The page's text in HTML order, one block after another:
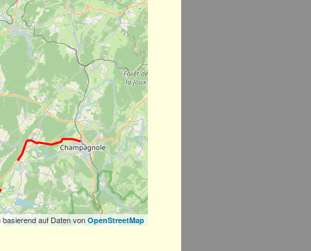
auf Daten von OpenStreetMap